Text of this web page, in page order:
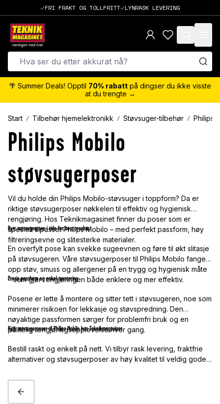
FRI FRAKT OG TOLLFRITT LYNRASK LEVERING
items in cart,
🌴 Summer Deals! Opptil 70% rabatt på dingser du ikke visste
at du trengte →
Start Tilbehør hjemelektronikk Støvsuger-tilbehør Philips
Philips Mobilo
støvsugerposer
Vil du holde din Philips Mobilo-støvsuger i toppform? Da er
riktige støvsugerposer nøkkelen til effektiv og hygienisk
rengjøring. Hos Teknikmagasinet finner du poser som er
spesielt tilpasset Philips Mobilo – med perfekt passform, høy
filtreringsevne og slitesterke materialer.
Bytt støvsugerpose i tide for best resultat
En overfylt pose kan svekke sugeevnen og føre til økt slitasje
på støvsugeren. Våre støvsugerposer til Philips Mobilo fanger
opp støv, smuss og allergener på en trygg og hygienisk måte
– som gjør rengjøringen både enklere og mer effektiv.
Presis passform og enkel montering
Posene er lette å montere og sitter tett i støvsugeren, noe som
minimerer risikoen for lekkasje og støvspredning. Den
nøyaktige passformen sørger for problemfri bruk og en
pålitelig rengjøringsopplevelse hver gang.
Kjøp støvsugerposer til Philips Mobilo hos Teknikmagasinet
Bestill raskt og enkelt på nett. Vi tilbyr rask levering, fraktfrie
alternativer og støvsugerposer av høy kvalitet til veldig gode
kundeservice hjelper deg gjerne – raskt og enkelt!
TILBAKE